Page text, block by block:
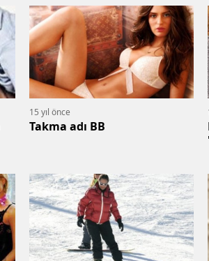
15 yıl önce
Takma adı BB